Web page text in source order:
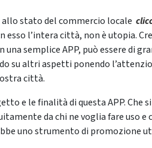
stato del commercio locale
esso l’intera città, non è utopia.
semplice APP, può essere di
su altri aspetti ponendo
città.
e le finalità di questa APP. Che
da chi ne voglia fare uso
uno strumento di promozione